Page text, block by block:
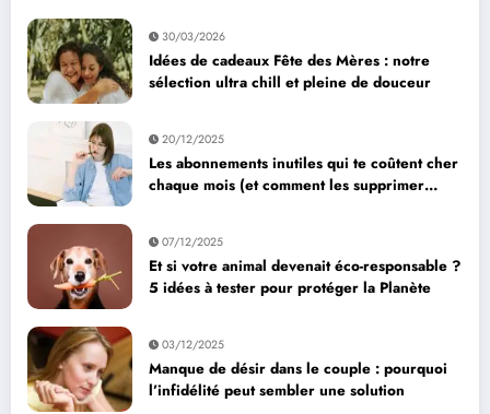
30/03/2026
Idées de cadeaux Fête des Mères : notre
sélection ultra chill et pleine de douceur
20/12/2025
Les abonnements inutiles qui te coûtent cher
chaque mois (et comment les supprimer
07/12/2025
Et si votre animal devenait éco-responsable ?
5 idées à tester pour protéger la Planète
03/12/2025
Manque de désir dans le couple : pourquoi
l’infidélité peut sembler une solution